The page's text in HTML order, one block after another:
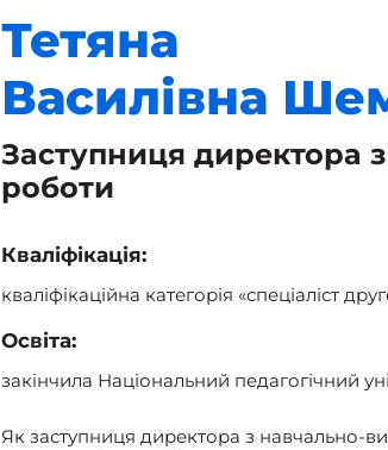
Тетяна
Василівна
Заступниця директора
роботи
Кваліфікація:
кваліфікаційна категорія «спеціаліст
Освіта:
закінчила Національний педагогічний
Як заступниця директора з навчально-